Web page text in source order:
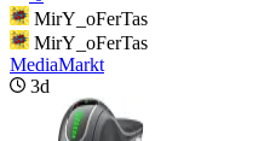
MirY_oFerTas
MirY_oFerTas
MediaMarkt
3d